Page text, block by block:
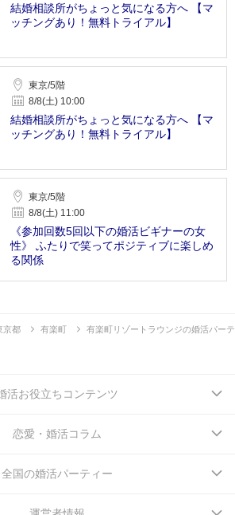
結婚相談所がちょっと気になる方へ 【マ
ッチングあり！無料トライアル】
東京/5階
8/8(土) 10:00
結婚相談所がちょっと気になる方へ 【マ
ッチングあり！無料トライアル】
東京/5階
8/8(土) 11:00
《参加回数5回以下の婚活ビギナーの女
性》 ふたりで笑ってポジティブに楽しめ
る関係
京都 有楽町 有楽町リゾートラウンジの婚活パー
活お役立ちコンテンツ
恋愛・婚活コラム
全国の婚活パーティー